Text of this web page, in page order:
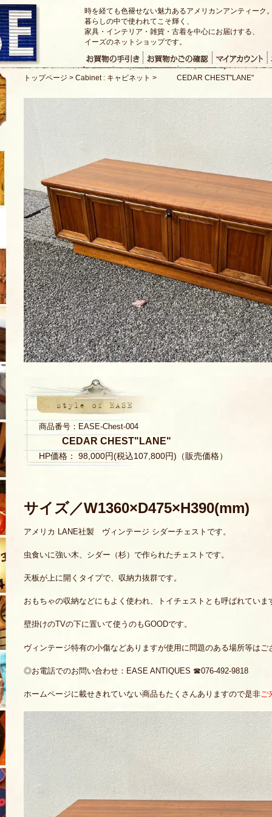
時を経ても色褪せない魅力あるアメリカンアンティーク
暮らしの中で使われてこそ輝く、
家具・インテリア・雑貨・古着を中心にお届けする、
イーズのネットショップです。
トップページ > Cabinet : キャビネット > CEDAR CHEST"LANE"
商品番号：EASE-Chest-004
CEDAR CHEST"LANE"
HP価格： 98,000円(税込107,800円)（販売価格）
サイズ／W1360×D475×H390(mm)
アメリカ LANE社製 ヴィンテージ シダーチェストです。
虫食いに強い木、シダー（杉）で作られたチェストです。
天板が上に開くタイプで、収納力抜群です。
おもちゃの収納などにもよく使われ、トイチェストとも呼ばれていま
壁掛けのTVの下に置いて使うのもGOODです。
ヴィンテージ特有の小傷などありますが使用に問題のある場所等はご
◎お電話でのお問い合わせ：EASE ANTIQUES ☎076-492-9818
ホームページに載せきれていない商品もたくさんありますので是非 ご